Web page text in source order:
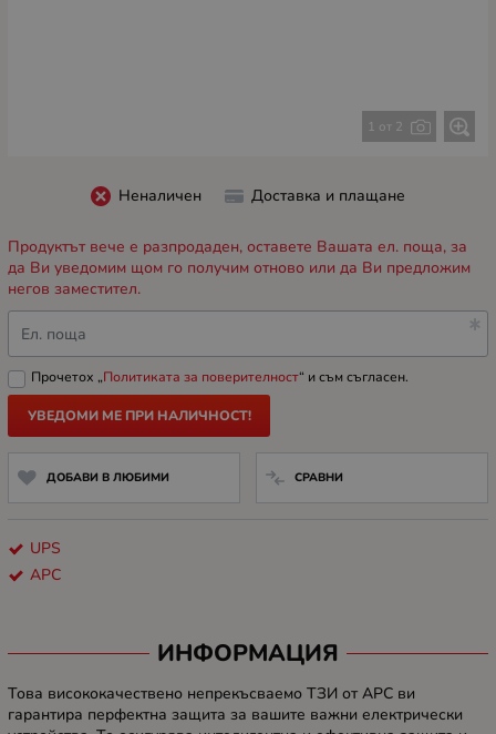
1 от 2
Неналичен Доставка и плащане
Продуктът вече е разпродаден, оставете Вашата ел. поща, за
да Ви уведомим щом го получим отново или да Ви предложим
негов заместител.
Ел. поща
Прочетох „Политиката за поверителност“ и съм съгласен.
УВЕДОМИ МЕ ПРИ НАЛИЧНОСТ!
ДОБАВИ В ЛЮБИМИ СРАВНИ
UPS
APC
ИНФОРМАЦИЯ
Това висококачествено непрекъсваемо ТЗИ от АРС ви
гарантира перфектна защита за вашите важни електрически